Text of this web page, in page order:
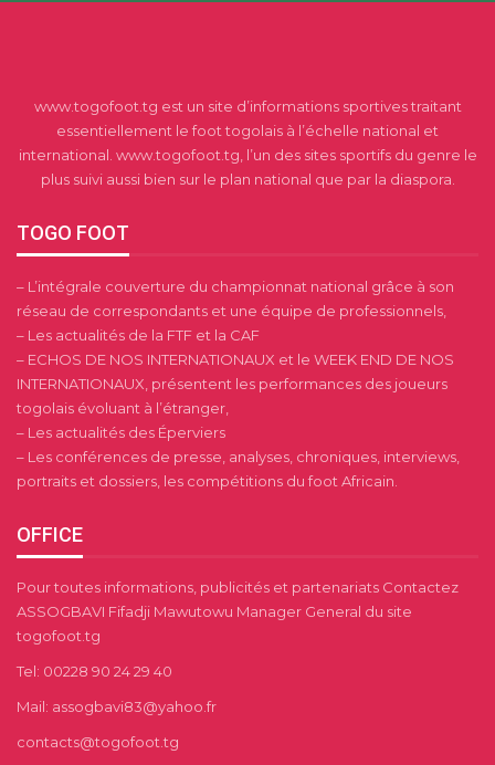
www.togofoot.tg est un site d’informations sportives traitant
essentiellement le foot togolais à l’échelle national et
international. www.togofoot.tg, l’un des sites sportifs du genre le
plus suivi aussi bien sur le plan national que par la diaspora.
TOGO FOOT
– L’intégrale couverture du championnat national grâce à son
réseau de correspondants et une équipe de professionnels,
– Les actualités de la FTF et la CAF
– ECHOS DE NOS INTERNATIONAUX et le WEEK END DE NOS
INTERNATIONAUX, présentent les performances des joueurs
togolais évoluant à l’étranger,
– Les actualités des Éperviers
– Les conférences de presse, analyses, chroniques, interviews,
portraits et dossiers, les compétitions du foot Africain.
OFFICE
Pour toutes informations, publicités et partenariats Contactez
ASSOGBAVI Fifadji Mawutowu Manager General du site
togofoot.tg
Tel: 00228 90 24 29 40
Mail: assogbavi83@yahoo.fr
contacts@togofoot.tg